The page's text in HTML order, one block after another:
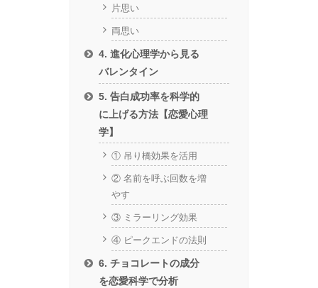
片思い
両思い
4. 進化心理学から見る
バレンタイン
5. 告白成功率を科学的
に上げる方法【恋愛心理
学】
① 吊り橋効果を活用
② 名前を呼ぶ回数を増
やす
③ ミラーリング効果
④ ピークエンドの法則
6. チョコレートの成分
を恋愛科学で分析